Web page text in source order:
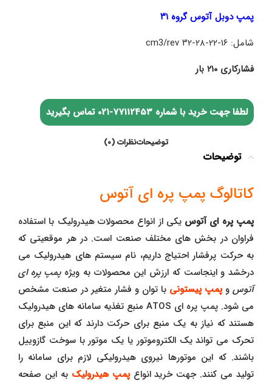
پمپ دوبل آتوس گروه ۳۱
شامل: ۱۶-۲۲-۲۸-۳۲ cm3/rev
فشارکاری ۲۱۰ بار
لطفا جهت خرید با شماره 77112453-021 تماس بگیرید
توضیحاتنظرات (0)
توضیحات
کاتالوگ پمپ پره ای آتوس
پمپ پره ای آتوس یکی از انواع محصولات هیدرولیک با استفاده
فراوان در بخش های مختلف صنعت است. در هر موقعیتی که
به حرکت پرفشار احتیاج داریم، نام سیستم های هیدرولیک می
درخشد و اینجاست که ارزش این محصولات به ویژهپمپ پره ای
آتوس وپمپ پیستونی با توان و فشار متغیر در صنعت مشخص
می شود. پمپ پره ای ATOS منبع تغذیه سامانه های هیدرولیک
هستند که نیاز به یک منبع برای حرکت دارند که این منبع برای
تحرک می تواند یک الکتروموتور یا یک موتور با سوخت گازوییل
باشند. که این موتورها نیروی هیدرولیکی لازم برای سامانه را
تولید می کنند. جهت خرید انواعپمپ هیدرولیک به این صفحه